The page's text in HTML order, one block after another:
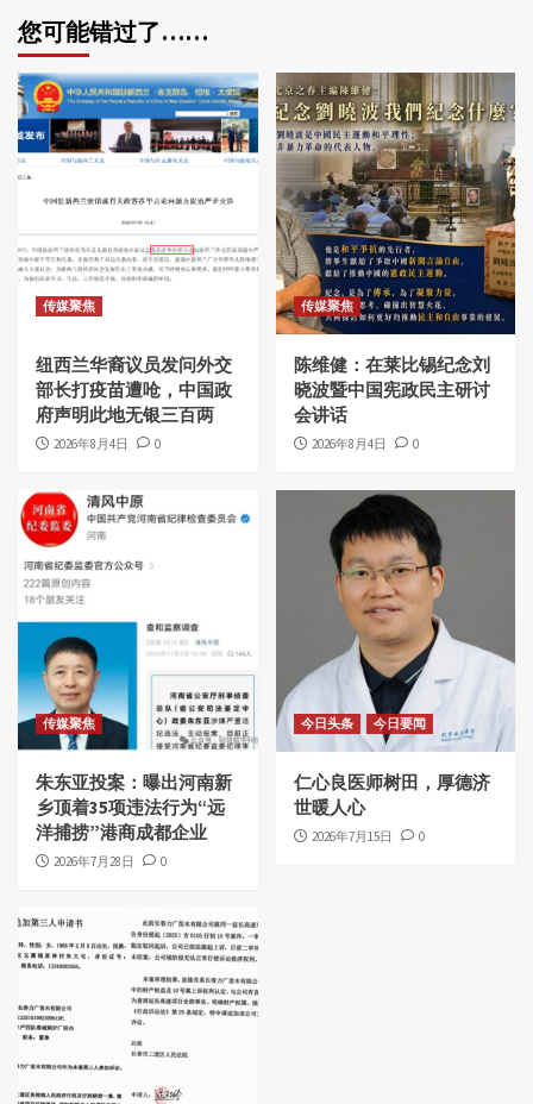
分
页
您可能错过了……
传媒聚焦
纽西兰华裔议员发问外交
部长打疫苗遭呛，中国政
府声明此地无银三百两
2026年8月4日 0
传媒聚焦
陈维健：在莱比锡纪念刘
晓波暨中国宪政民主研讨
会讲话
2026年8月4日 0
传媒聚焦
朱东亚投案：曝出河南新
乡顶着35项违法行为“远
洋捕捞”港商成都企业
2026年7月28日 0
今日头条 今日要闻
仁心良医师树田，厚德济
世暖人心
2026年7月15日 0